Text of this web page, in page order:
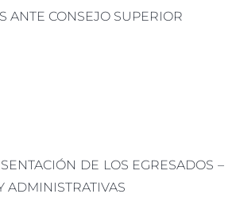
ANTE CONSEJO SUPERIOR
DE LOS EGRESADOS –
ADMINISTRATIVAS